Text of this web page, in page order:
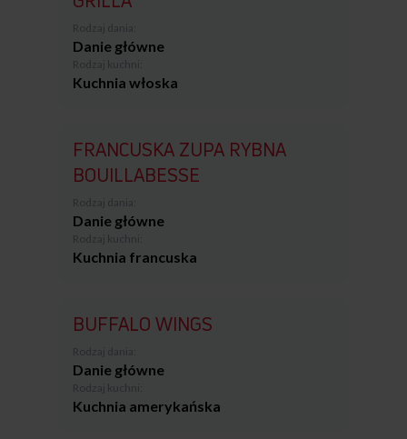
Danie główne
Kuchnia włoska
FRANCUSKA ZUPA RYBNA
BOUILLABESSE
Danie główne
Kuchnia francuska
BUFFALO WINGS
Danie główne
Kuchnia amerykańska